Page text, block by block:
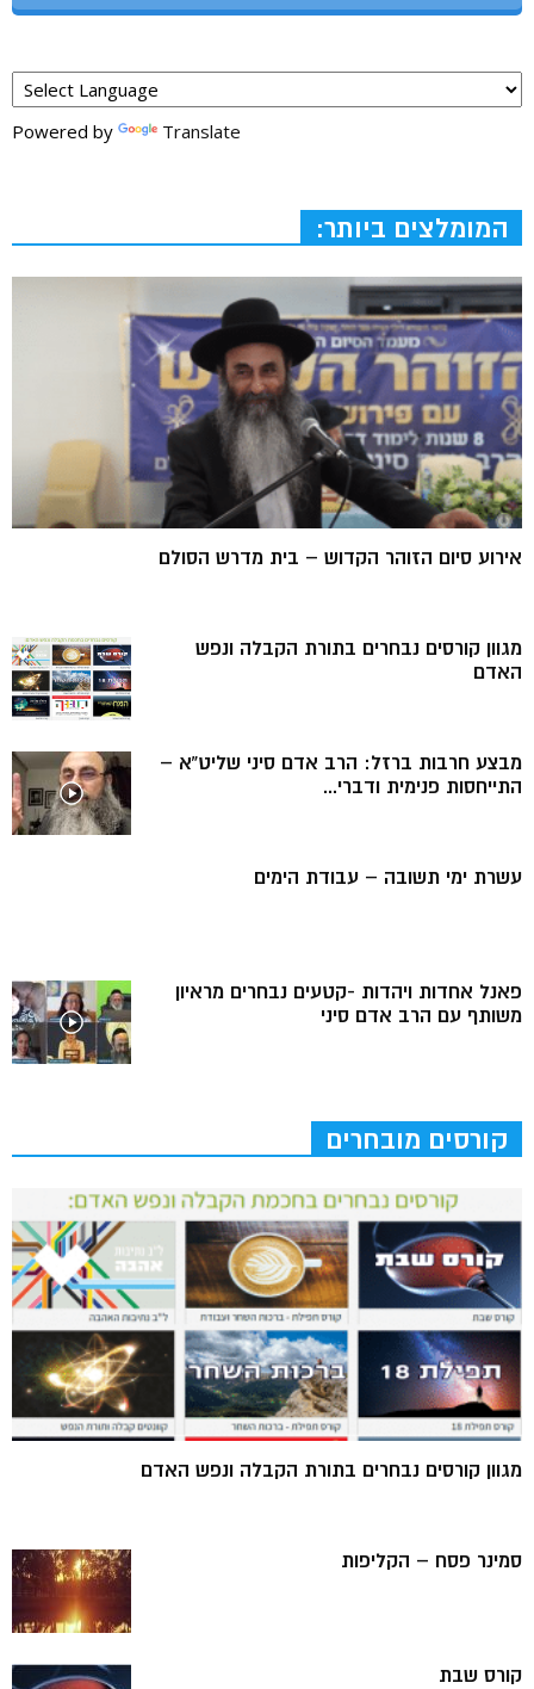
Powered by Translate
המומלצים ביותר:
אירוע סיום הזוהר הקדוש – בית מדרש הסולם
מגוון קורסים נבחרים בתורת הקבלה ונפש
האדם
מבצע חרבות ברזל: הרב אדם סיני שליט”א –
התייחסות פנימית ודברי...
עשרת ימי תשובה – עבודת הימים
פאנל אחדות ויהדות -קטעים נבחרים מראיון
משותף עם הרב אדם סיני
קורסים מובחרים
מגוון קורסים נבחרים בתורת הקבלה ונפש האדם
סמינר פסח – הקליפות
קורס שבת